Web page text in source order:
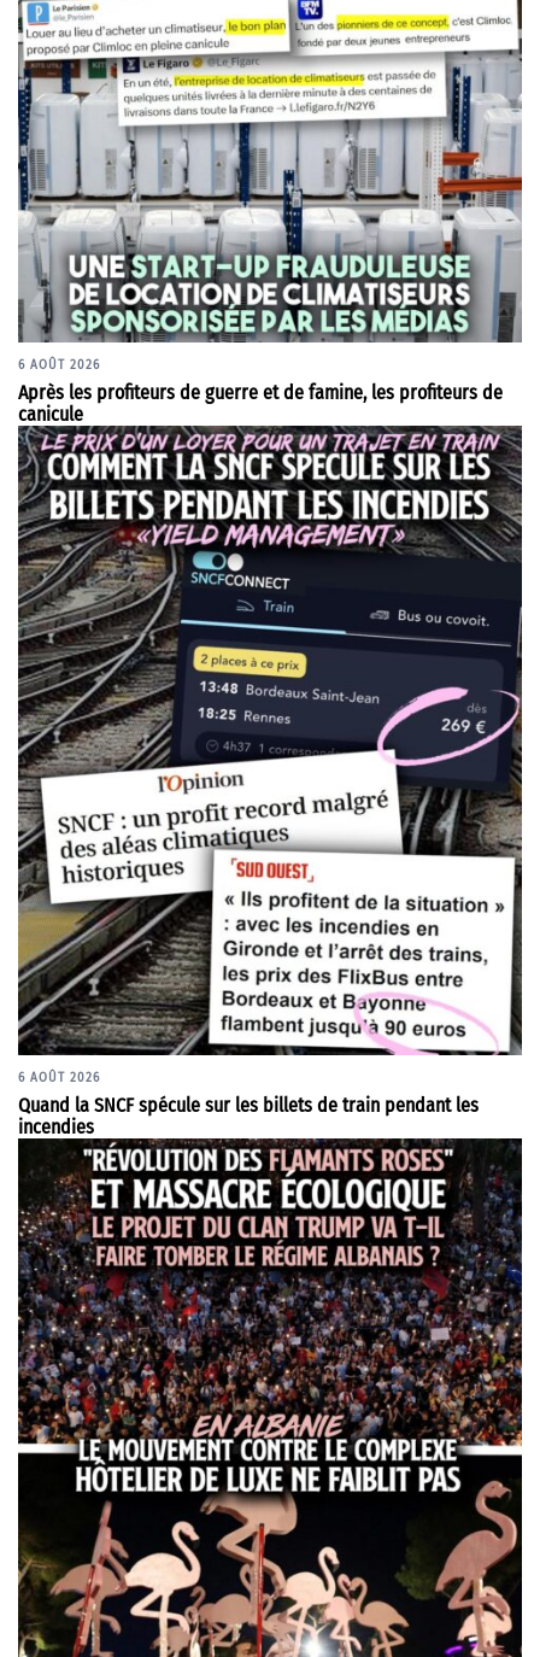
6 AOÛT 2026
Après les profiteurs de guerre et de famine, les profiteurs de
canicule
6 AOÛT 2026
Quand la SNCF spécule sur les billets de train pendant les
incendies